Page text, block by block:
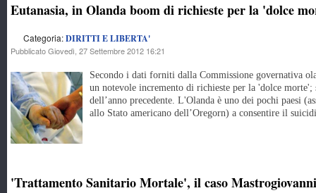
Eutanasia, in Olanda boom di richieste per la 'dolce
Categoria:DIRITTI E LIBERTA'
Pubblicato Giovedì, 27 Settembre 2012 16:21
Secondo i dati forniti dalla Commissione governativa
un notevole incremento di richieste per la 'dolce
dell’anno precedente. L'Olanda è uno dei pochi paesi
allo Stato americano dell’Oregorn) a consentire il
'Trattamento Sanitario Mortale', il caso Mastrogiovanni